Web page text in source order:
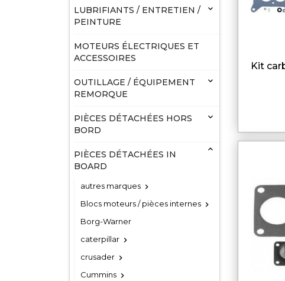
LUBRIFIANTS / ENTRETIEN /
PEINTURE

MOTEURS ÉLECTRIQUES ET
ACCESSOIRES
OUTILLAGE / ÉQUIPEMENT
REMORQUE

PIÈCES DÉTACHÉES HORS
BORD

PIÈCES DÉTACHÉES IN
BOARD

autres marques 
Blocs moteurs / pièces internes 
Borg-Warner
caterpillar 
crusader 
Cummins 
kit carburateur pour volvo